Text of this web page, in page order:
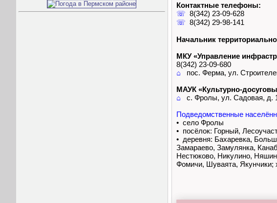
Контактные телефоны:
☏ 8(342) 23-09-628
☏ 8(342) 29-98-141
Начальник
МКУ «Управление
8(342) 23-09-680
⌂ пос. Ферма, ул.
МАУК «Культурно-
⌂ с. Фролы, ул. Садовая, д.
Подведомственные
• село Фролы
• посёлок: Горный,
• деревня: Бахаревка,
Замараево, Замулянка,
Нестюково, Никулино,
Фомичи, Шуваята, Якунчики;